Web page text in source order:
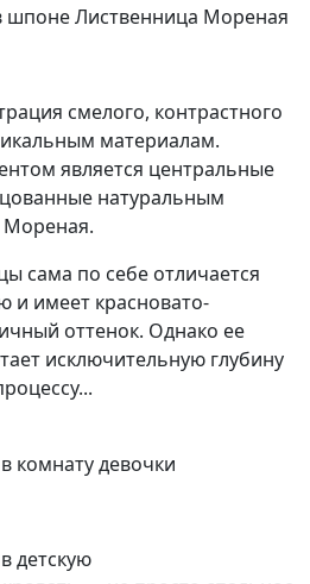
шпоне Лиственница Мореная
смелого, контрастного
материалам.
является центральные
натуральным
сама по себе отличается
и имеет красновато-
оттенок. Однако ее
исключительную глубину
комнату девочки
детскую